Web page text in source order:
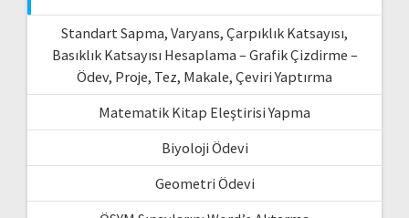
Standart Sapma, Varyans, Çarpıklık Katsayısı,
Basıklık Katsayısı Hesaplama – Grafik Çizdirme –
Ödev, Proje, Tez, Makale, Çeviri Yaptırma
Matematik Kitap Eleştirisi Yapma
Biyoloji Ödevi
Geometri Ödevi